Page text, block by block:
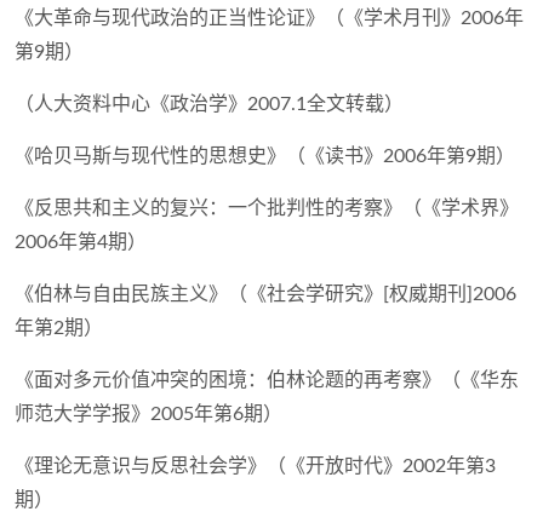
《大革命与现代政治的正当性论证》（《学术月刊》2006年
第9期）
（人大资料中心《政治学》2007.1全文转载）
《哈贝马斯与现代性的思想史》（《读书》2006年第9期）
《反思共和主义的复兴：一个批判性的考察》（《学术界》
2006年第4期）
《伯林与自由民族主义》（《社会学研究》[权威期刊]2006
年第2期）
《面对多元价值冲突的困境：伯林论题的再考察》（《华东
师范大学学报》2005年第6期）
《理论无意识与反思社会学》（《开放时代》2002年第3
期）